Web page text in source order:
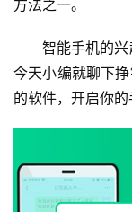
方法之一。
智能手机的兴
今天小编就聊下
的软件，开启你